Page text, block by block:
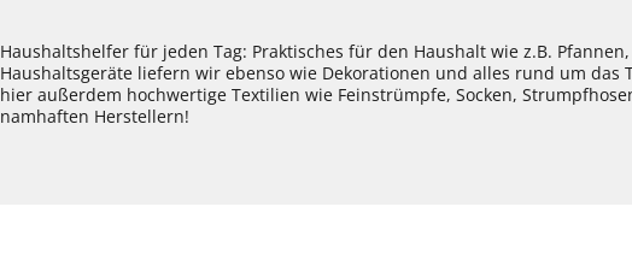
Haushaltshelfer für jeden Tag: Praktisches für den Haushalt wie z.B.
Haushaltsgeräte liefern wir ebenso wie Dekorationen und alles rund um das
hier außerdem hochwertige Textilien wie Feinstrümpfe, Socken,
namhaften Herstellern!